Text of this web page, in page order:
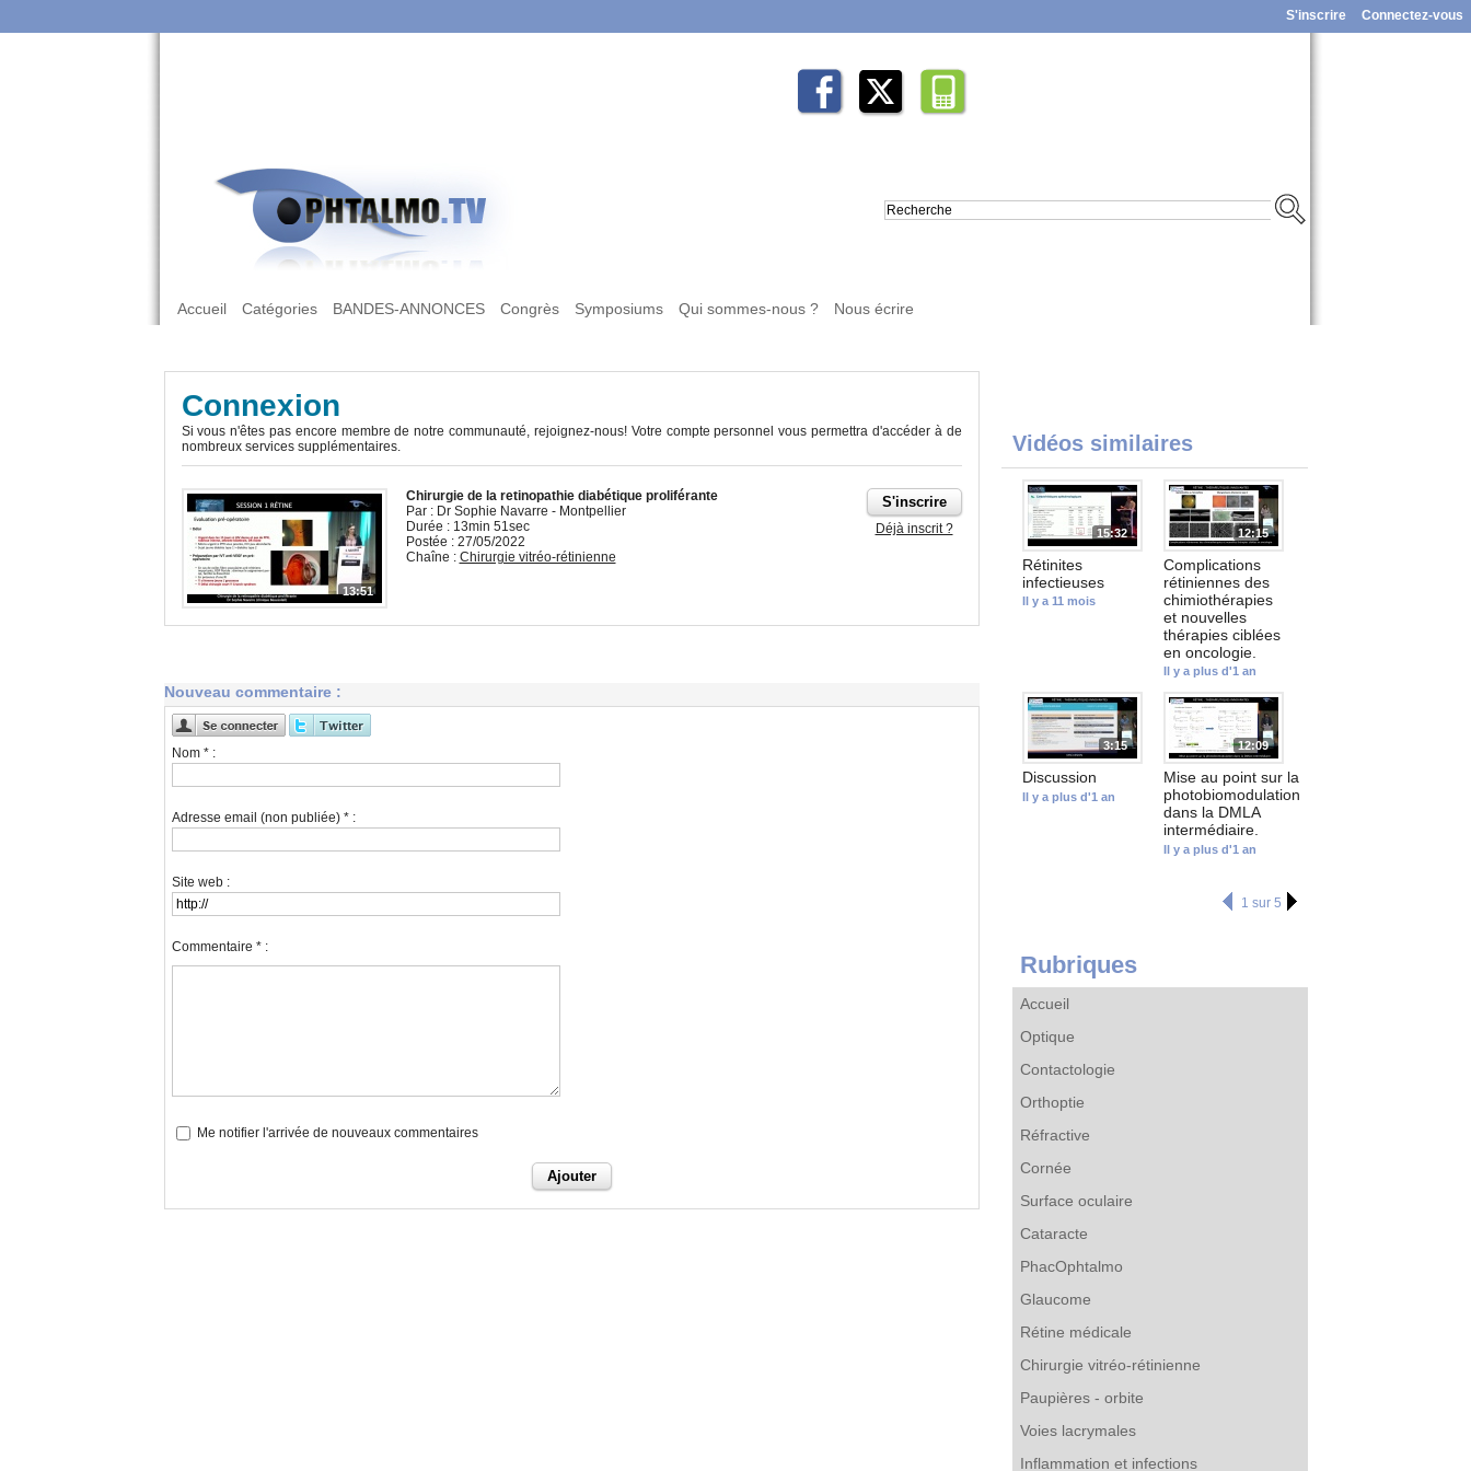
Connectez-vous
S'inscrire
Accueil Catégories BANDES-ANNONCES Congrès Symposiums Qui sommes-nous ? Nous écrire
Vidéos similaires
15:32
Rétinites
infectieuses
Il y a 11 mois
12:15
Complications
rétiniennes des
chimiothérapies
et nouvelles
thérapies ciblées
en oncologie.
Il y a plus d'1 an
3:15
Discussion
Il y a plus d'1 an
12:09
Mise au point sur la
photobiomodulation
dans la DMLA
intermédiaire.
Il y a plus d'1 an
1 sur 5
Rubriques
Accueil
Optique
Contactologie
Orthoptie
Réfractive
Cornée
Surface oculaire
Cataracte
PhacOphtalmo
Glaucome
Rétine médicale
Chirurgie vitréo-rétinienne
Paupières - orbite
Voies lacrymales
Inflammation et infections
Connexion
Si vous n'êtes pas encore membre de notre communauté, rejoignez-nous! Votre compte personnel vous permettra d'accéder à de
nombreux services supplémentaires.
Déjà inscrit ?
13:51
Chirurgie de la retinopathie diabétique proliférante
Par : Dr Sophie Navarre - Montpellier
Durée : 13min 51sec
Postée : 27/05/2022
Chaîne : Chirurgie vitréo-rétinienne
Nouveau commentaire :
Nom * :
Adresse email (non publiée) * :
Site web :
Commentaire * :
Me notifier l'arrivée de nouveaux commentaires